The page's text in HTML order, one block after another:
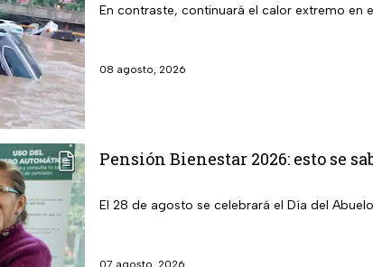
En contraste, continuará el calor extremo en
08 agosto, 2026
Pensión Bienestar 2026: esto se
El 28 de agosto se celebrará el Día del
07 agosto, 2026